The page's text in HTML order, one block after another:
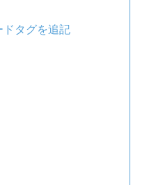
タグを追記